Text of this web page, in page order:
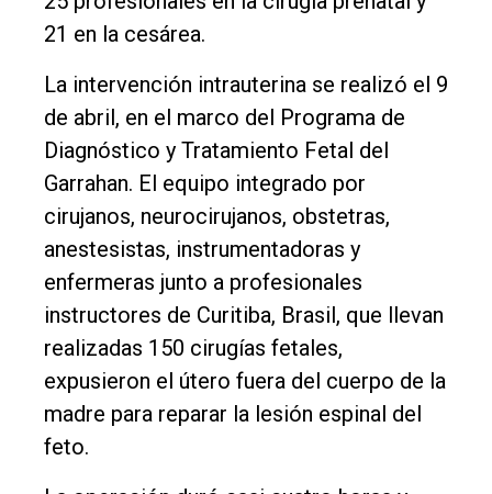
Int.
Política
Cultura
Entrevistas
Rural
Deportes
Fúnebres
Edición
Empresa
Nosotros
21 en la cesárea.
La intervención intrauterina se realizó el 9
de abril, en el marco del Programa de
Diagnóstico y Tratamiento Fetal del
Garrahan. El equipo integrado por
cirujanos, neurocirujanos, obstetras,
anestesistas, instrumentadoras y
enfermeras junto a profesionales
instructores de Curitiba, Brasil, que llevan
realizadas 150 cirugías fetales,
expusieron el útero fuera del cuerpo de la
madre para reparar la lesión espinal del
feto.